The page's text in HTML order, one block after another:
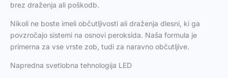
brez draženja ali poškodb.
Nikoli ne boste imeli občutljivosti ali draženja dlesni, ki ga
povzročajo sistemi na osnovi peroksida. Naša formula je
primerna za vse vrste zob, tudi za naravno občutljive.
Napredna svetlobna tehnologija LED